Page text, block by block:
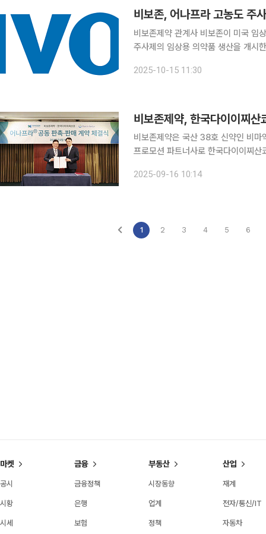
비보존, 어나프라 고농도 주
비보존제약 관계사 비보존이 미국 임
주사제의 임상용 의약품 생산을 개시한다고 15일 밝혔다. 비보
기존 대비 1/10 이하로 축소할 수 있어
2025-10-15 11:30
비보존제약은 국산 38호 신약인 비마
프로모션 파트너사로 한국다이이찌
다. 비보존제약은 완제품 형태의 어나
2025-09-16 10:14
1 2 3 4 5 6
마켓
공시
시황
시세
금융
금융정책
은행
보험
부동산
시장동향
업계
정책
산업
재계
전자/통신/IT
자동차